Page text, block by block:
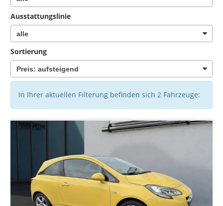
Ausstattungslinie
Sortierung
In Ihrer aktuellen Filterung befinden sich 2 Fahrzeuge: